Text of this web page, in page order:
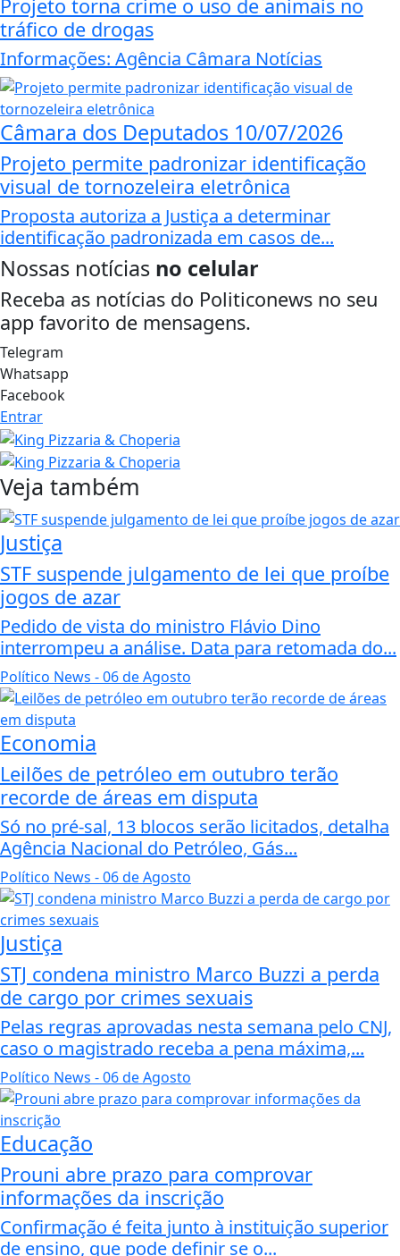
Projeto torna crime o uso de animais no
tráfico de drogas
Informações: Agência Câmara Notícias
Câmara dos Deputados 10/07/2026
Projeto permite padronizar identificação
visual de tornozeleira eletrônica
Proposta autoriza a Justiça a determinar
identificação padronizada em casos de...
Nossas notícias no celular
Receba as notícias do Politiconews no seu
app favorito de mensagens.
Telegram
Whatsapp
Facebook
Entrar
Veja também
Justiça
STF suspende julgamento de lei que proíbe
jogos de azar
Pedido de vista do ministro Flávio Dino
interrompeu a análise. Data para retomada do...
Político News - 06 de Agosto
Economia
Leilões de petróleo em outubro terão
recorde de áreas em disputa
Só no pré-sal, 13 blocos serão licitados, detalha
Agência Nacional do Petróleo, Gás...
Político News - 06 de Agosto
Justiça
STJ condena ministro Marco Buzzi a perda
de cargo por crimes sexuais
Pelas regras aprovadas nesta semana pelo CNJ,
caso o magistrado receba a pena máxima,...
Político News - 06 de Agosto
Educação
Prouni abre prazo para comprovar
informações da inscrição
Confirmação é feita junto à instituição superior
de ensino, que pode definir se o...